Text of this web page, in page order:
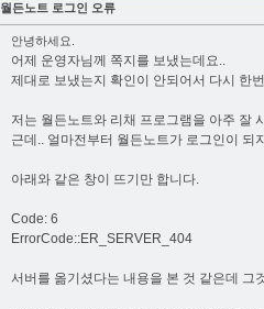
월든노트 로그인 오류
안녕하세요.
어제 운영자님께 쪽지를 보냈는데요..
제대로 보냈는지 확인이 안되어서 다시 한
저는 월든노트와 리채 프로그램을 아주 잘
근데.. 얼마전부터 월든노트가 로그인이 되
아래와 같은 창이 뜨기만 합니다.
Code: 6
ErrorCode::ER_SERVER_404
서버를 옮기셨다는 내용을 본 것 같은데 그